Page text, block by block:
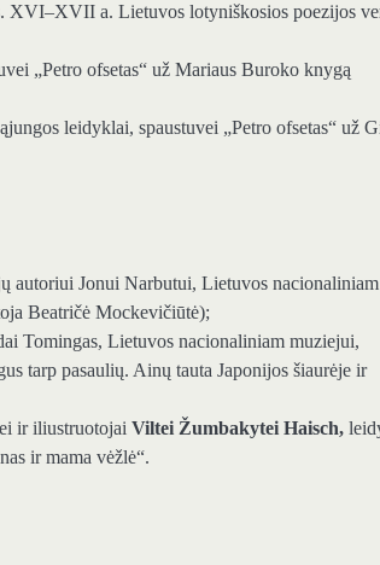
XVI–XVII a. Lietuvos lotyniškosios poezijos
„Petro ofsetas“ už Mariaus Buroko knygą
leidyklai, spaustuvei „Petro ofsetas“ už
autoriui Jonui Narbutui, Lietuvos nacionaliniam
Beatričė Mockevičiūtė);
Tomingas, Lietuvos nacionaliniam muziejui,
tarp pasaulių. Ainų tauta Japonijos šiaurėje ir
ir iliustruotojai Viltei Žumbakytei Haisch,
ir mama vėžlė“.